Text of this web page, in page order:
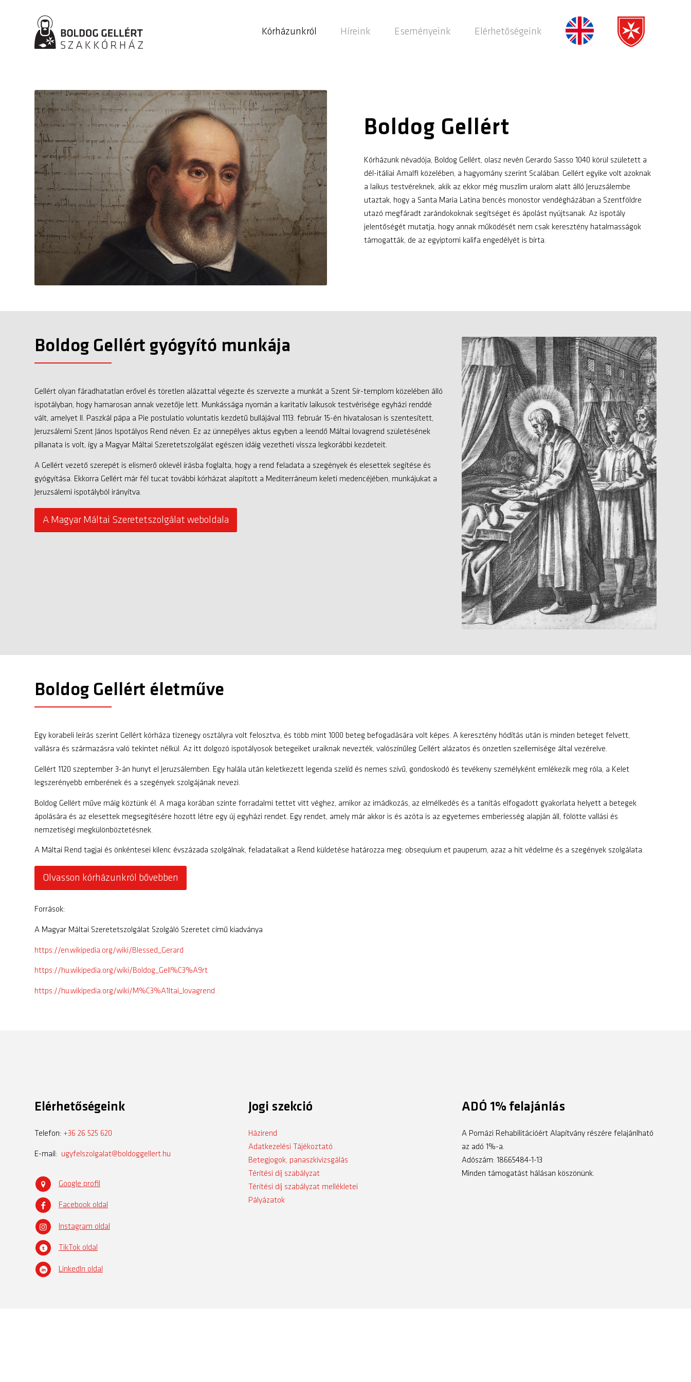
Kórházunkról Híreink Eseményeink Elérhetőségeink
Boldog Gellért
Kórházunk névadója, Boldog Gellért, olasz nevén Gerardo Sasso 1040 körül született a
dél-itáliai Amalfi közelében, a hagyomány szerint Scalában. Gellért egyike volt azoknak
a laikus testvéreknek, akik az ekkor még muszlim uralom alatt álló Jeruzsálembe
utaztak, hogy a Santa Maria Latina bencés monostor vendégházában a Szentföldre
utazó megfáradt zarándokoknak segítséget és ápolást nyújtsanak. Az ispotály
jelentőségét mutatja, hogy annak működését nem csak keresztény hatalmasságok
támogatták, de az egyiptomi kalifa engedélyét is bírta.
Boldog Gellért gyógyító munkája
Gellért olyan fáradhatatlan erővel és töretlen alázattal végezte és szervezte a munkát a Szent Sír-templom közelében álló
ispotályban, hogy hamarosan annak vezetője lett. Munkássága nyomán a karitatív laikusok testvérisége egyházi renddé
vált, amelyet II. Paszkál pápa a Pie postulatio voluntatis kezdetű bullájával 1113. február 15-én hivatalosan is szentesített,
Jeruzsálemi Szent János Ispotályos Rend néven. Ez az ünnepélyes aktus egyben a leendő Máltai lovagrend születésének
pillanata is volt, így a Magyar Máltai Szeretetszolgálat egészen idáig vezetheti vissza legkorábbi kezdeteit.
A Gellért vezető szerepét is elismerő oklevél írásba foglalta, hogy a rend feladata a szegények és elesettek segítése és
gyógyítása. Ekkorra Gellért már fél tucat további kórházat alapított a Mediterráneum keleti medencéjében, munkájukat a
Jeruzsálemi ispotályból irányítva.
A Magyar Máltai Szeretetszolgálat weboldala
Boldog Gellért életműve
Egy korabeli leírás szerint Gellért kórháza tizenegy osztályra volt felosztva, és több mint 1000 beteg befogadására volt képes. A keresztény hódítás után is minden beteget felvett,
vallásra és származásra való tekintet nélkül. Az itt dolgozó ispotályosok betegeiket uraiknak nevezték, valószínűleg Gellért alázatos és önzetlen szellemisége által vezérelve.
Gellért 1120 szeptember 3-án hunyt el Jeruzsálemben. Egy halála után keletkezett legenda szelíd és nemes szívű, gondoskodó és tevékeny személyként emlékezik meg róla, a Kelet
legszerényebb emberének és a szegények szolgájának nevezi.
Boldog Gellért műve máig köztünk él. A maga korában szinte forradalmi tettet vitt véghez, amikor az imádkozás, az elmélkedés és a tanítás elfogadott gyakorlata helyett a betegek
ápolására és az elesettek megsegítésére hozott létre egy új egyházi rendet. Egy rendet, amely már akkor is és azóta is az egyetemes emberiesség alapján áll, fölötte vallási és
nemzetiségi megkülönböztetésnek.
A Máltai Rend tagjai és önkéntesei kilenc évszázada szolgálnak, feladataikat a Rend küldetése határozza meg: obsequium et pauperum, azaz a hit védelme és a szegények szolgálata.
Olvasson kórházunkról bővebben
Források:
A Magyar Máltai Szeretetszolgálat Szolgáló Szeretet című kiadványa
https://en.wikipedia.org/wiki/Blessed_Gerard
https://hu.wikipedia.org/wiki/Boldog_Gell%C3%A9rt
https://hu.wikipedia.org/wiki/M%C3%A1ltai_lovagrend
Elérhetőségeink
Telefon: +36 26 525 620
E-mail: ugyfelszolgalat@boldoggellert.hu
Google profil
Facebook oldal
Instagram oldal
TikTok oldal
LinkedIn oldal
Jogi szekció
Házirend
Adatkezelési Tájékoztató
Betegjogok, panaszkivizsgálás
Térítési díj szabályzat
Térítési díj szabályzat mellékletei
Pályázatok
ADÓ 1% felajánlás
A Pomázi Rehabilitációért Alapítvány részére felajánlható
az adó 1%-a.
Adószám: 18665484-1-13
Minden támogatást hálásan köszönünk.